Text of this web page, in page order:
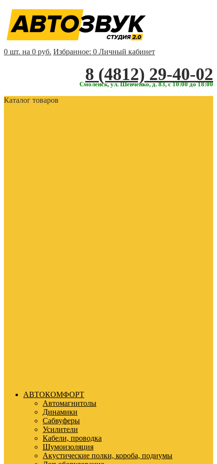
0 шт. на 0 руб. Избранное: 0 Личный кабинет
‎‎8 (4812) 29-40-02
Смоленск, ул. Шевченко, д. 83, с 10:00 до 18:00
Каталог товаров
АВТОКОМФОРТ
Автомагнитолы
Динамики
Сабвуферы
Усилители
Кабели, проводка
Шумоизоляция
Акустические полки, короба, подиумы